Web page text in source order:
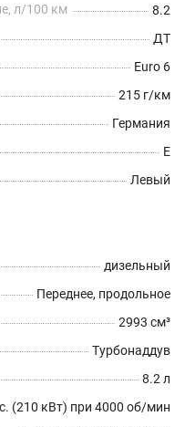
л/100 км
8.2
ДТ
Euro 6
215 г/км
Германия
E
Левый
дизельный
Переднее, продольное
2993 см³
Турбонаддув
8.2 л
(210 кВт) при 4000 об/мин